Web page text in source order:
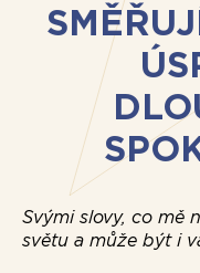
Svými slovy, co mě
světu a může být i